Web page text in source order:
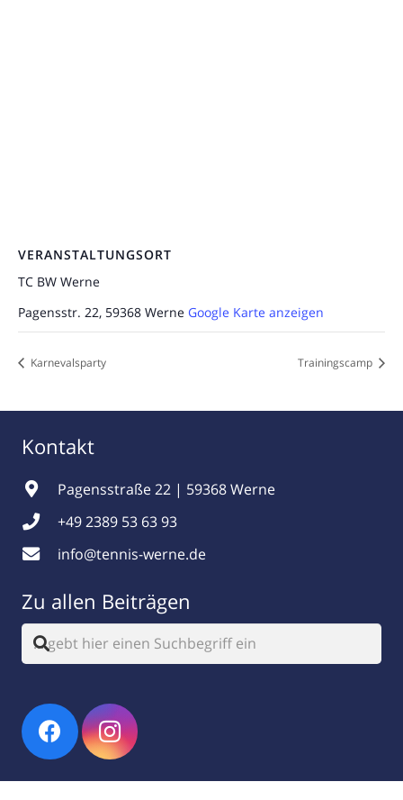
VERANSTALTUNGSORT
TC BW Werne
Pagensstr. 22, 59368 Werne Google Karte anzeigen
Karnevalsparty Trainingscamp
Kontakt
Pagensstraße 22 | 59368 Werne
+49 2389 53 63 93
info@tennis-werne.de
Zu allen Beiträgen